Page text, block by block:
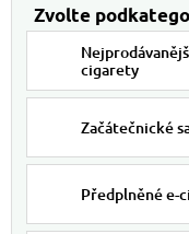
cigarety
Začátečnické
Předplněné e-